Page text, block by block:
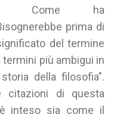
Come ha
prima di
del termine
termini più ambigui in
della filosofia".
citazioni di questa
inteso sia come il